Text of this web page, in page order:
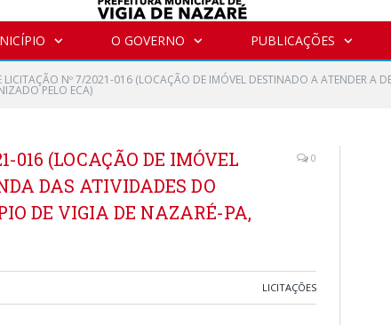
O GOVERNO PUBLICAÇÕES
LICITAÇÃO Nº 7/2021-016 (LOCAÇÃO DE IMÓVEL DESTINADO A ATENDER A
PELO ECA)
016 (LOCAÇÃO DE IMÓVEL
DAS ATIVIDADES DO
DE VIGIA DE NAZARÉ-PA,
0
LICITAÇÕES